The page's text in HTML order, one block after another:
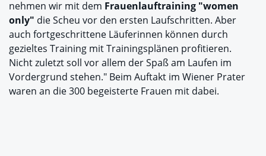
nehmen wir mit dem Frauenlauftraining "women
only" die Scheu vor den ersten Laufschritten. Aber
auch fortgeschrittene Läuferinnen können durch
gezieltes Training mit Trainingsplänen profitieren.
Nicht zuletzt soll vor allem der Spaß am Laufen im
Vordergrund stehen." Beim Auftakt im Wiener Prater
waren an die 300 begeisterte Frauen mit dabei.